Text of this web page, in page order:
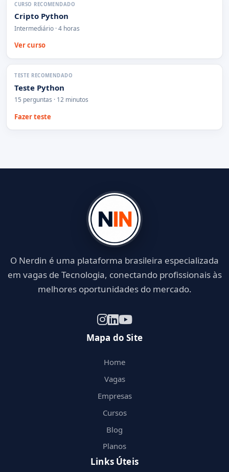
CURSO RECOMENDADO
Cripto Python
Intermediário · 4 horas
Ver curso
TESTE RECOMENDADO
Teste Python
15 perguntas · 12 minutos
Fazer teste
O Nerdin é uma plataforma brasileira especializada
em vagas de Tecnologia, conectando profissionais às
melhores oportunidades do mercado.
Mapa do Site
Home
Vagas
Empresas
Cursos
Blog
Planos
Links Úteis